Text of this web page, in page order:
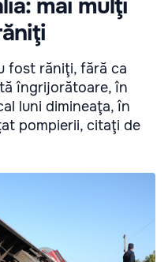
mai mulţi
fost răniţi, fără ca
îngrijorătoare, în
luni dimineaţa, în
pompierii, citaţi de